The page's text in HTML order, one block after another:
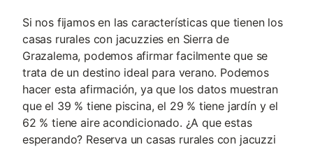
Si nos fijamos en las características que tienen los
casas rurales con jacuzzies en Sierra de
Grazalema, podemos afirmar facilmente que se
trata de un destino ideal para verano. Podemos
hacer esta afirmación, ya que los datos muestran
que el 39 % tiene piscina, el 29 % tiene jardín y el
62 % tiene aire acondicionado. ¿A que estas
esperando? Reserva un casas rurales con jacuzzi